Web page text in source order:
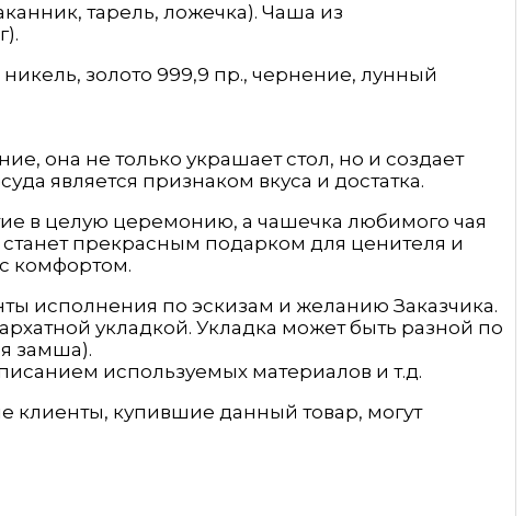
тарель, ложечка). Чаша из
золото 999,9 пр., чернение, лунный
она не только украшает стол, но и создает
является признаком вкуса и достатка.
в целую церемонию, а чашечка любимого чая
прекрасным подарком для ценителя и
комфортом.
исполнения по эскизам и желанию Заказчика.
укладкой. Укладка может быть разной по
замша).
используемых материалов и т.д.
клиенты, купившие данный товар, могут